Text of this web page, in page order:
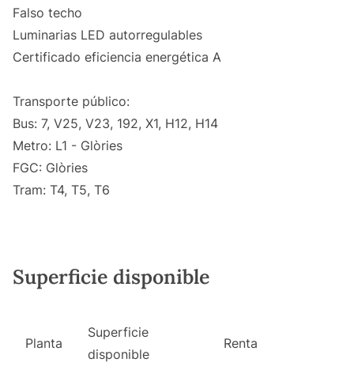
Falso techo
Luminarias LED autorregulables
Certificado eficiencia energética A
Transporte público:
Bus: 7, V25, V23, 192, X1, H12, H14
Metro: L1 - Glòries
FGC: Glòries
Tram: T4, T5, T6
Superficie disponible
Planta
Superficie
disponible
Renta